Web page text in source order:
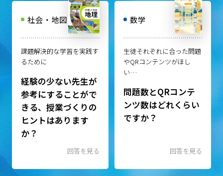
社会・地図
課題解決的な学習を実践す
るために
経験の少ない先生が
参考にすることがで
きる、授業づくりの
ヒントはあります
か？
回答を見る
数学
生徒それぞれに合った問題
やQRコンテンツがほし
い…
問題数とQRコンテ
ンツ数はどれくらい
ですか？
回答を見る